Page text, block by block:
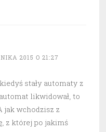
2015 O 21:27
stały automaty z
likwidował, to
jak wchodzisz z
z której po jakimś